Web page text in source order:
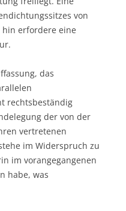
von
hin erfordere eine
das
rechtsbeständig
der von der
vertretenen
im Widerspruch zu
im vorangegangenen
habe, was